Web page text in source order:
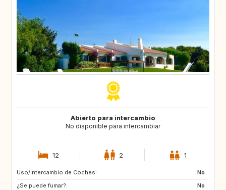
Abierto para intercambio
No disponible para intercambiar
12 2 1
Uso/Intercambio de Coches:
No
¿Se puede fumar?:
No
ES
TH